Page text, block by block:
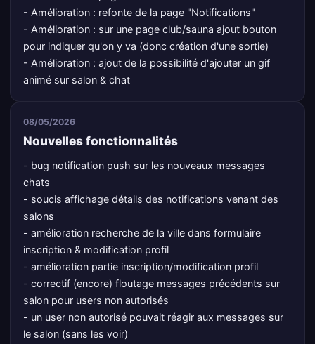
- Amélioration : refonte de la page "Notifications"
- Amélioration : sur une page club/sauna ajout bouton
pour indiquer qu'on y va (donc création d'une sortie)
- Amélioration : ajout de la possibilité d'ajouter un gif
animé sur salon & chat
08/05/2026
Nouvelles fonctionnalités
- bug notification push sur les nouveaux messages
chats
- soucis affichage détails des notifications venant des
salons
- amélioration recherche de la ville dans formulaire
inscription & modification profil
- amélioration partie inscription/modification profil
- correctif (encore) floutage messages précédents sur
salon pour users non autorisés
- un user non autorisé pouvait réagir aux messages sur
le salon (sans les voir)